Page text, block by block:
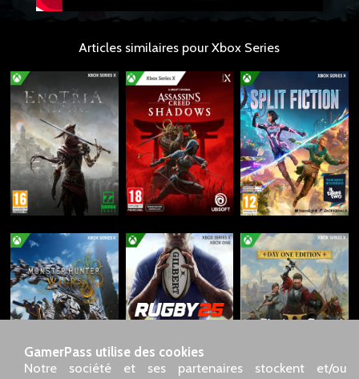
Articles similaires pour Xbox Series
GamerPass utilise des cookies
Notre société et ses partenaires stockent et/ou